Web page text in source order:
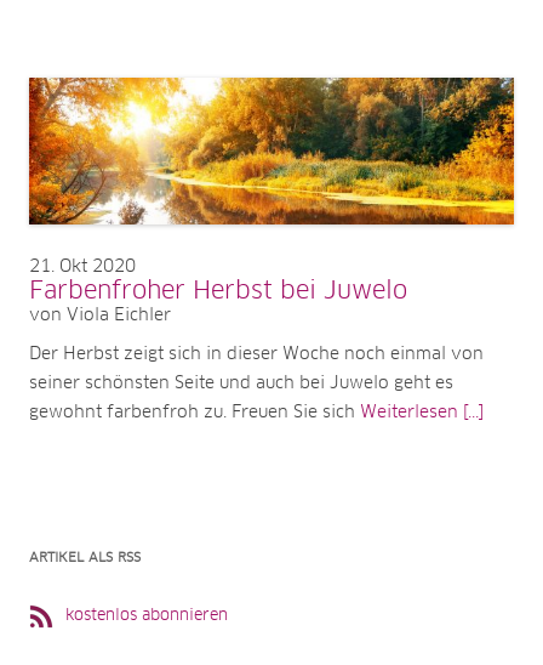
21 Okt 2020
Farbenfroher Herbst bei Juwelo
von Viola Eichler
Der Herbst zeigt sich in dieser Woche noch einmal von
seiner schönsten Seite und auch bei Juwelo geht es
gewohnt farbenfroh zu. Freuen Sie sich Weiterlesen [...]
ARTIKEL ALS RSS
kostenlos abonnieren